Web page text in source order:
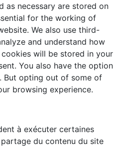
as necessary are stored on
for the working of
We also use third-
and understand how
will be stored in your
You also have the option
opting out of some of
browsing experience.
à exécuter certaines
du contenu du site